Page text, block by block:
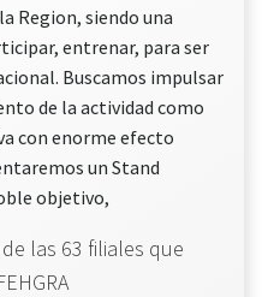
Region, siendo una
entrenar, para ser
Buscamos impulsar
de la actividad como
con enorme efecto
un Stand
objetivo,
las 63 filiales que